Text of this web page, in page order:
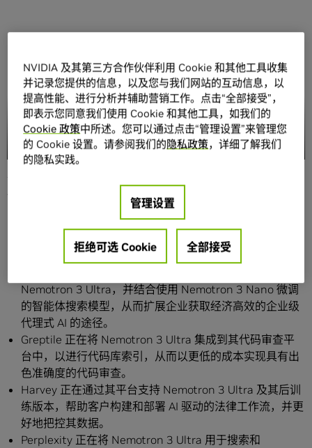
件开发、深度研究、客户服务和企业自动化等工作流。
正在将 Nemotron 3 Ultra 集成到 AIbleClaw 平台
中，使其客户能够为各个领域大规模构建安全且能够长时
间运行的智能体。
Nemotron 3 Ultra，并结合使用 Nemotron 3 Nano 微调
的智能体搜索模型，从而扩展企业获取经济高效的企业级
代理式 AI 的途径。
Greptile 正在将 Nemotron 3 Ultra 集成到其代码审查平
台中，以进行代码库索引，从而以更低的成本实现具有出
色准确度的代码审查。
Harvey 正在通过其平台支持 Nemotron 3 Ultra 及其后训
练版本，帮助客户构建和部署 AI 驱动的法律工作流，并更
好地把控其数据。
Perplexity 正在将 Nemotron 3 Ultra 用于搜索和
NVIDIA 及其第三方合作伙伴利用 Cookie 和其他工具收集
并记录您提供的信息，以及您与我们网站的互动信息，以
提高性能、进行分析并辅助营销工作。点击“全部接受”，
即表示您同意我们使用 Cookie 和其他工具，如我们的
Cookie 政策中所述。您可以通过点击“管理设置”来管理您
的 Cookie 设置。请参阅我们的隐私政策，详细了解我们
的隐私实践。
管理设置
拒绝可选 Cookie 全部接受